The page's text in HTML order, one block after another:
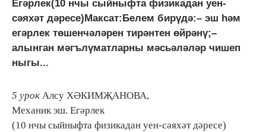
Егәрлек(10 нчы сыйныфта физикадан уен-
сәяхәт дәресе)Максат:Белем бирүдә:– эш һәм
егәрлек төшенчәләрен тирәнтен өйрәнү;–
алынган мәгълүматларны мәсьәләләр чишеп
ныгы...
5 урок Алсу ХӘКИМҖАНОВА,
Механик эш. Егәрлек
(10 нчы сыйныфта физикадан уен-сәяхәт дәресе)